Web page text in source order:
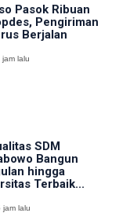
Pasok Ribuan
Pengiriman
Berjalan
jam lalu
SDM
Bangun
hingga
Terbaik...
jam lalu